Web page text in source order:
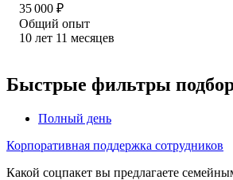
35 000 ₽
Общий опыт
10 лет 11 месяцев
Быстрые фильтры
Полный день
Корпоративная поддержка сотрудников
Какой соцпакет вы предлагаете